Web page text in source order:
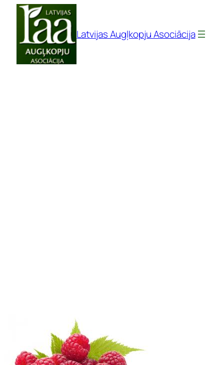
Pāriet
saturu
Latvijas Augļkopju Asociācija